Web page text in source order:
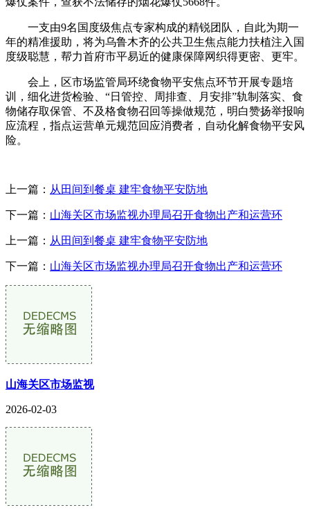
一支由9名国度级焦点专家构成的精锐团队，自此为期一
年的精准援助，将为乌鲁木齐的公共卫生焦点能力扶植注入国
度级聪慧，帮力首府市平易近的健康保障网织得更密、更牢。
会上，区市场监管局环绕食物平安焦点环节开展专题培
训，细化进货检验、“日管控、周排查、月安排”轨制落实、食
物储存取保管、不及格食物召回等操做规范，明白赞扬举报响
应流程，指点运营单元规范回应消费者，自动化解食物平安风
险。
上一篇： 从田间到餐桌 建牢食物平安防地
下一篇： 山海关区市场监视办理局召开食物出产和运营环
上一篇： 从田间到餐桌 建牢食物平安防地
下一篇： 山海关区市场监视办理局召开食物出产和运营环
山海关区市场监视
2026-02-03